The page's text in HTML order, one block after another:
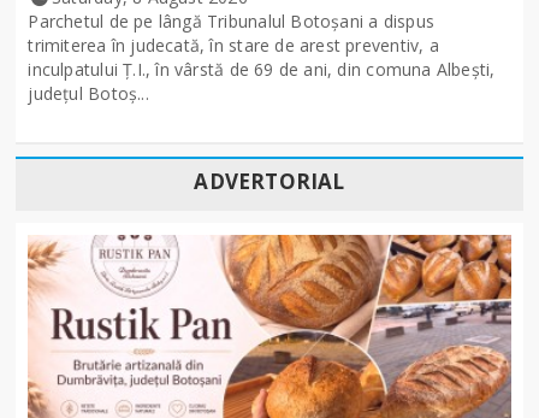
Parchetul de pe lângă Tribunalul Botoşani a dispus
trimiterea în judecată, în stare de arest preventiv, a
inculpatului Ț.I., în vârstă de 69 de ani, din comuna Albești,
județul Botoș...
ADVERTORIAL